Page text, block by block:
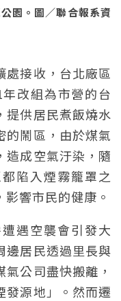
園。圖／聯合報系資
處接收，台北廠區
改組為市營的台
提供居民煮飯燒水
的鬧區，由於煤氣
造成空氣汙染，隨
陷入煙霧籠罩之
響市民的健康。
遇空襲會引發大
邊居民透過里長與
公司盡快搬離，
發源地」。然而遷